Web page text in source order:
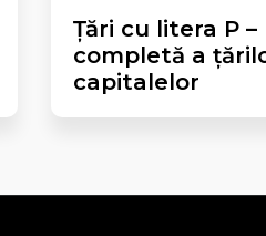
Țări cu litera P –
completă a
capitalelor